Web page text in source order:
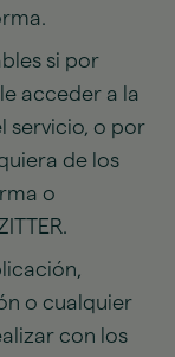
si por
acceder a la
servicio, o por
de los
o
o cualquier
con los